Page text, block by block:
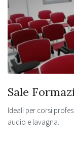
Sale
Ideali per corsi
audio e lavagna.